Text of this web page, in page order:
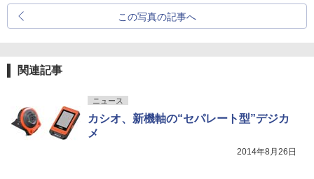
この写真の記事へ
関連記事
ニュース
カシオ、新機軸の“セパレート型”デジカ
メ
2014年8月26日